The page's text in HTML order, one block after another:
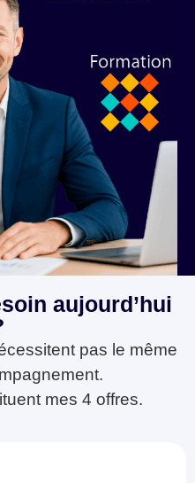
aujourd’hui
pas le même
mes 4 offres.